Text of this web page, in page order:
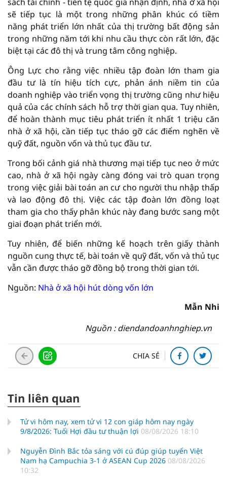
sẽ tiếp tục là một trong những phân khúc có tiềm
năng phát triển lớn nhất của thị trường bất động sản
trong những năm tới khi nhu cầu thực còn rất lớn, đặc
biệt tại các đô thị và trung tâm công nghiệp.
Ông Lực cho rằng việc nhiều tập đoàn lớn tham gia
đầu tư là tín hiệu tích cực, phản ánh niềm tin của
doanh nghiệp vào triển vọng thị trường cũng như hiệu
quả của các chính sách hỗ trợ thời gian qua. Tuy nhiên,
để hoàn thành mục tiêu phát triển ít nhất 1 triệu căn
nhà ở xã hội, cần tiếp tục tháo gỡ các điểm nghẽn về
quỹ đất, nguồn vốn và thủ tục đầu tư.
Trong bối cảnh giá nhà thương mại tiếp tục neo ở mức
cao, nhà ở xã hội ngày càng đóng vai trò quan trọng
trong việc giải bài toán an cư cho người thu nhập thấp
và lao động đô thị. Việc các tập đoàn lớn đồng loạt
tham gia cho thấy phân khúc này đang bước sang một
giai đoạn phát triển mới.
Tuy nhiên, để biến những kế hoạch trên giấy thành
nguồn cung thực tế, bài toán về quỹ đất, vốn và thủ tục
vẫn cần được tháo gỡ đồng bộ trong thời gian tới.
Nguồn: Nhà ở xã hội hút dòng vốn lớn
Mẫn Nhi
Nguồn : diendandoanhnghiep.vn
CHIA SẺ
Tin liên quan
Tử vi hôm nay, xem tử vi 12 con giáp hôm nay ngày
9/8/2026: Tuổi Hợi đầu tư thuận lợi 08/08/2026 18:10
Nguyễn Đình Bắc tỏa sáng với cú đúp giúp tuyển Việt
Nam hạ Campuchia 3-1 ở ASEAN Cup 2026 08/08/2026
10:32